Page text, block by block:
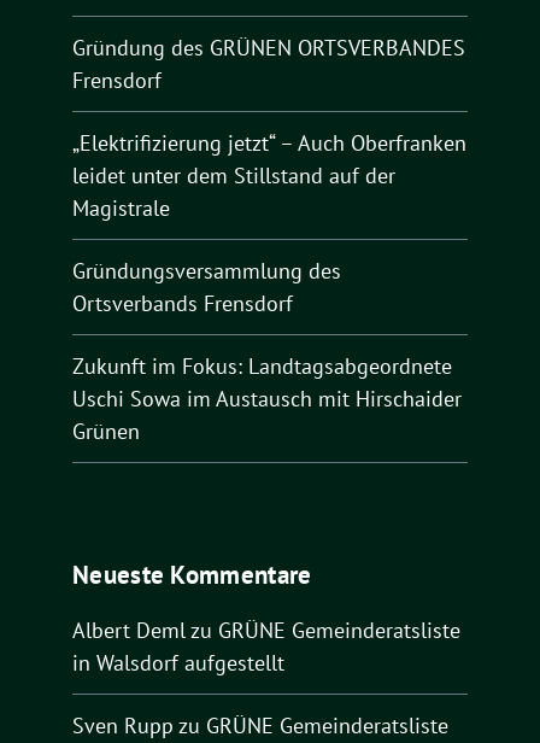
Gründung des GRÜNEN ORTSVERBANDES
Frensdorf
„Elektrifizierung jetzt“ – Auch Oberfranken
leidet unter dem Stillstand auf der
Magistrale
Gründungsversammlung des
Ortsverbands Frensdorf
Zukunft im Fokus: Landtagsabgeordnete
Uschi Sowa im Austausch mit Hirschaider
Grünen
Neueste Kommentare
Albert Demlzu GRÜNE Gemeinderatsliste
in Walsdorf aufgestellt
Sven Rupp zu GRÜNE Gemeinderatsliste